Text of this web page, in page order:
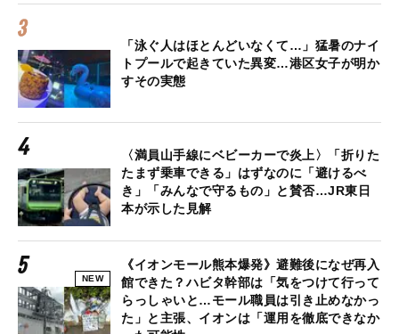
「泳ぐ人はほとんどいなくて…」猛暑のナイ
トプールで起きていた異変…港区女子が明か
すその実態
〈満員山手線にベビーカーで炎上〉「折りた
たまず乗車できる」はずなのに「避けるべ
き」「みんなで守るもの」と賛否…JR東日
本が示した見解
NEW
《イオンモール熊本爆発》避難後になぜ再入
館できた？ハビタ幹部は「気をつけて行って
らっしゃいと…モール職員は引き止めなかっ
た」と主張、イオンは「運用を徹底できなか